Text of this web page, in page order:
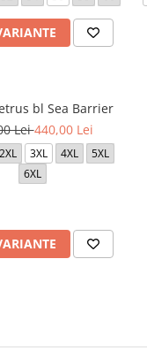
bl Sea Barrier
Lei440,00 Lei
2XL 3XL 4XL
5XL
6XL